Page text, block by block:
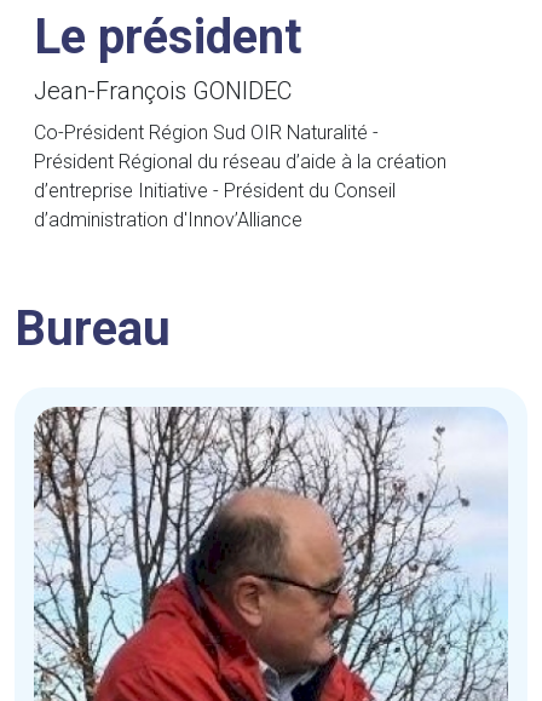
Le président
Jean-François GONIDEC
Co-Président Région Sud OIR Naturalité -
Président Régional du réseau d’aide à la création
d’entreprise Initiative - Président du Conseil
d’administration d'Innov’Alliance
Bureau